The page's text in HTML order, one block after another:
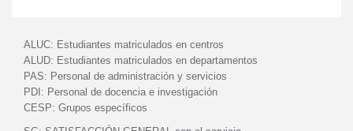
ALUC: Estudiantes matriculados en centros
ALUD: Estudiantes matriculados en departamentos
PAS: Personal de administración y servicios
PDI: Personal de docencia e investigación
CESP: Grupos específicos